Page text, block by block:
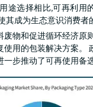
途选择相比,可再利用
其成为生态意识消费者
废物和促进循环经济原
使用的包装解决方案。
步推动了可再使用备